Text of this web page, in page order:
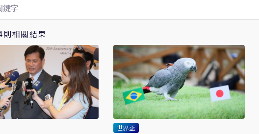
則相關結果
世界盃